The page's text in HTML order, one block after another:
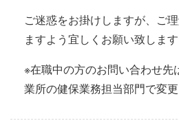
ご迷惑をお掛けしますが、ご
ますよう宜しくお願い致します
※在職中の方のお問い合わせ先
業所の健保業務担当部門で変更